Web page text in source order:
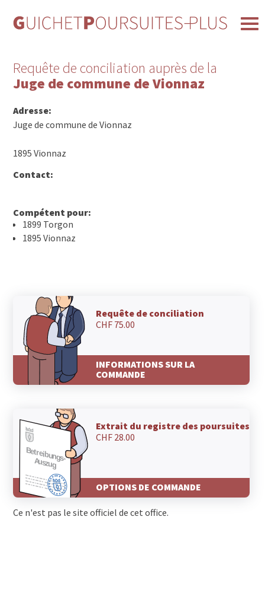
Requête de conciliation auprès de la
Juge de commune de Vionnaz
Adresse:
Juge de commune de Vionnaz
1895 Vionnaz
Contact:
Compétent pour:
1899 Torgon
1895 Vionnaz
Requête de conciliation
CHF 75.00
INFORMATIONS SUR LA
COMMANDE
Extrait du registre des poursuites
CHF 28.00
OPTIONS DE COMMANDE
Ce n'est pas le site officiel de cet office.